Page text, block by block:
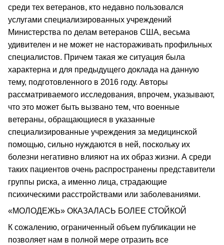
среди тех ветеранов, кто недавно пользовался
услугами специализированных учреждений
Министерства по делам ветеранов США, весьма
удивителен и не может не настораживать профильных
специалистов. Причем такая же ситуация была
характерна и для предыдущего доклада на данную
тему, подготовленного в 2016 году. Авторы
рассматриваемого исследования, впрочем, указывают,
что это может быть вызвано тем, что военные
ветераны, обращающиеся в указанные
специализированные учреждения за медицинской
помощью, сильно нуждаются в ней, поскольку их
болезни негативно влияют на их образ жизни. А среди
таких пациентов очень распространены представители
группы риска, а именно лица, страдающие
психическими расстройствами или заболеваниями.
«МОЛОДЕЖЬ» ОКАЗАЛАСЬ БОЛЕЕ СТОЙКОЙ
К сожалению, ограниченный объем публикации не
позволяет нам в полной мере отразить все